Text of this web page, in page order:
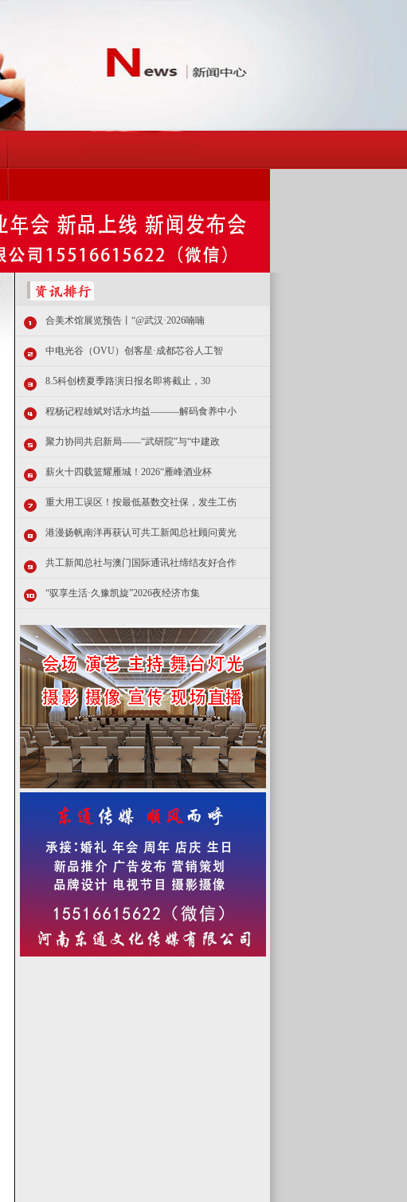
合美术馆展览预告丨“@武汉·2026喃喃
中电光谷（OVU）创客星·成都芯谷人工智
8.5科创榜夏季路演日报名即将截止，30
程杨记程雄斌对话水均益———解码食养中小
聚力协同共启新局——“武研院”与“中建政
薪火十四载篮耀雁城！2026“雁峰酒业杯
重大用工误区！按最低基数交社保，发生工伤
港漫扬帆南洋再获认可共工新闻总社顾问黄光
共工新闻总社与澳门国际通讯社缔结友好合作
“驭享生活·久豫凯旋”2026夜经济市集